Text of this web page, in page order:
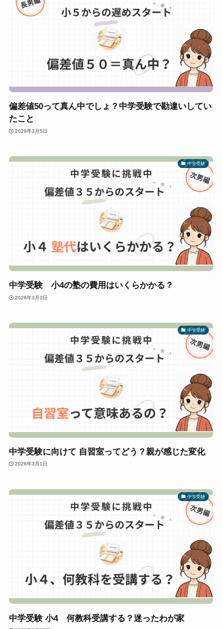
偏差値50って真ん中でしょ？中学受験で勘違いしてい
たこと
2026年3月5日
中学受験
中学受験 小4の塾の費用はいくらかかる？
2026年3月3日
中学受験
中学受験に向けて 自習室ってどう？親が感じた変化
2026年3月1日
中学受験
中学受験 小4 何教科受講する？迷ったわが家